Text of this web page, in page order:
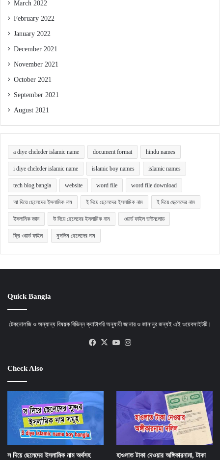
March 2022
February 2022
January 2022
December 2021
November 2021
October 2021
September 2021
August 2021
a diye cheleder islamic name document format hindu names
i diye cheleder islamic name islamic boy names islamic names
tech blog bangla website word file word file download
আ দিয়ে ছেলেদের ইসলামিক নাম ই দিয়ে ছেলেদের ইসলামিক নাম ই দিয়ে ছেলেদের নাম
ইসলামিক জ্ঞান উ দিয়ে ছেলেদের ইসলামিক নাম ওয়ার্ড ফাইল ডাউনলোড
ফ্রি ওয়ার্ড ফাইল মুসলিম ছেলেদের নাম
Quick Bangla
টেকনোলজি ও অন্যান্য বিষয়ক বিভিন্ন ক্যাটাগরি অনুযায়ী জানার ও জানানুর জন্যই এই ওয়েবসাইটটি।
Facebook
X YouTube
Check Also
স দিয়ে ছেলেদের ইসলামিক নাম অর্থসহ
হাওলাত টাকা দেওয়ার অঙ্গিকারনামা, টাকা